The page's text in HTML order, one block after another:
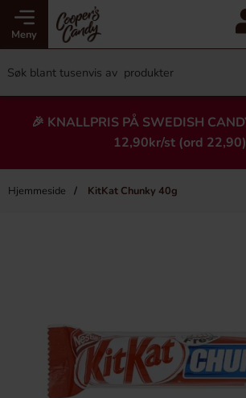
Meny
🎉 KNALLPRIS PÅ SWEDISH
12,90kr/st (ord 22,90)
Hjemmeside KitKat Chunky 40g